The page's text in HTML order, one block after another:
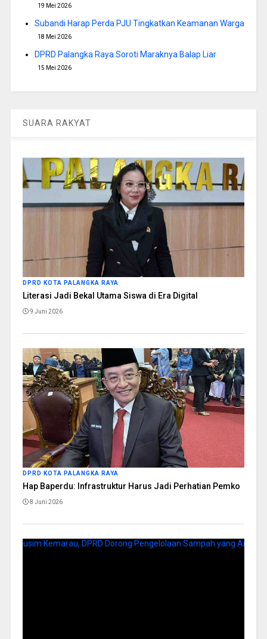
19 Mei 2026
Subandi Harap Perda PJU Tingkatkan Keamanan Warga
18 Mei 2026
DPRD Palangka Raya Soroti Maraknya Balap Liar
15 Mei 2026
SUARA RAKYAT
DPRD KOTA PALANGKA RAYA
Literasi Jadi Bekal Utama Siswa di Era Digital
9 Juni 2026
DPRD KOTA PALANGKA RAYA
Hap Baperdu: Infrastruktur Harus Jadi Perhatian Pemko
8 Juni 2026